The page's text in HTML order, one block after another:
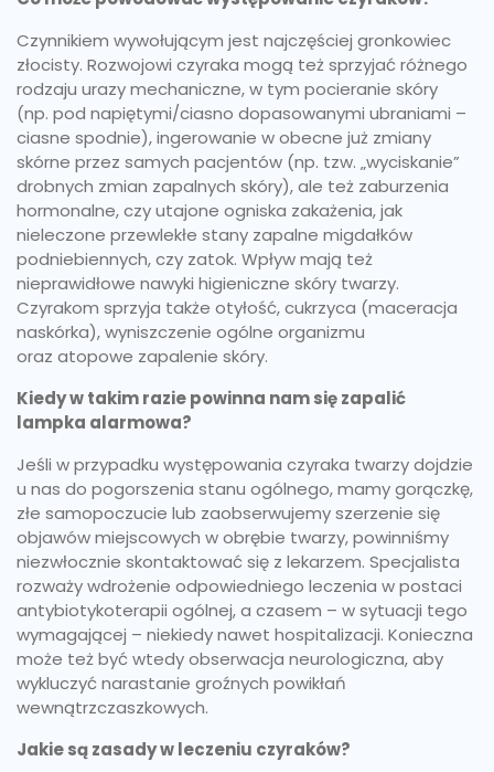
Czynnikiem wywołującym jest najczęściej gronkowiec
złocisty. Rozwojowi czyraka mogą też sprzyjać różnego
rodzaju urazy mechaniczne, w tym pocieranie skóry
(np. pod napiętymi/ciasno dopasowanymi ubraniami –
ciasne spodnie), ingerowanie w obecne już zmiany
skórne przez samych pacjentów (np. tzw. „wyciskanie”
drobnych zmian zapalnych skóry), ale też zaburzenia
hormonalne, czy utajone ogniska zakażenia, jak
nieleczone przewlekłe stany zapalne migdałków
podniebiennych, czy zatok. Wpływ mają też
nieprawidłowe nawyki higieniczne skóry twarzy.
Czyrakom sprzyja także otyłość, cukrzyca (maceracja
naskórka), wyniszczenie ogólne organizmu
oraz atopowe zapalenie skóry.
Kiedy w takim razie powinna nam się zapalić
lampka alarmowa?
Jeśli w przypadku występowania czyraka twarzy dojdzie
u nas do pogorszenia stanu ogólnego, mamy gorączkę,
złe samopoczucie lub zaobserwujemy szerzenie się
objawów miejscowych w obrębie twarzy, powinniśmy
niezwłocznie skontaktować się z lekarzem. Specjalista
rozważy wdrożenie odpowiedniego leczenia w postaci
antybiotykoterapii ogólnej, a czasem – w sytuacji tego
wymagającej – niekiedy nawet hospitalizacji. Konieczna
może też być wtedy obserwacja neurologiczna, aby
wykluczyć narastanie groźnych powikłań
wewnątrzczaszkowych.
Jakie są zasady w leczeniu czyraków?